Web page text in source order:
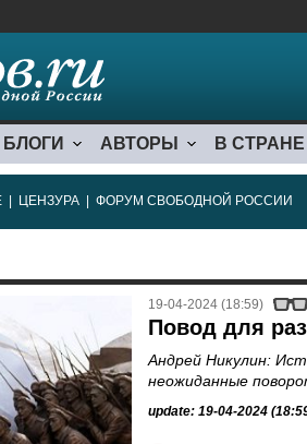
БЛОГИ АВТОРЫ В СТРАНЕ
ЦЕНЗУРА ФОРУМ СВОБОДНОЙ РОССИИ
19-04-2024 (18:59)
Повод для
Андрей Никулин:
неожиданные
update: 19-04-2024